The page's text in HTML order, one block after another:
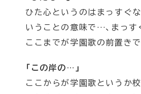
ひた心というのはまっすぐ
いうことの意味で…、まっす
ここまでが学園歌の前置きで
「この岸の…」
ここからが学園歌というか